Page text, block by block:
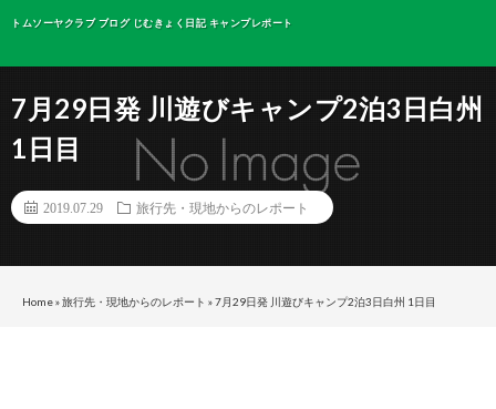
トムソーヤクラブ ブログ じむきょく日記 キャンプレポート
7月29日発 川遊びキャンプ2泊3日白州
1日目
2019.07.29 旅行先・現地からのレポート
Home»旅行先・現地からのレポート »7月29日発 川遊びキャンプ2泊3日白州 1日目